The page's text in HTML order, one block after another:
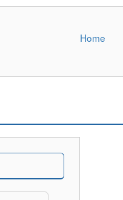
Home